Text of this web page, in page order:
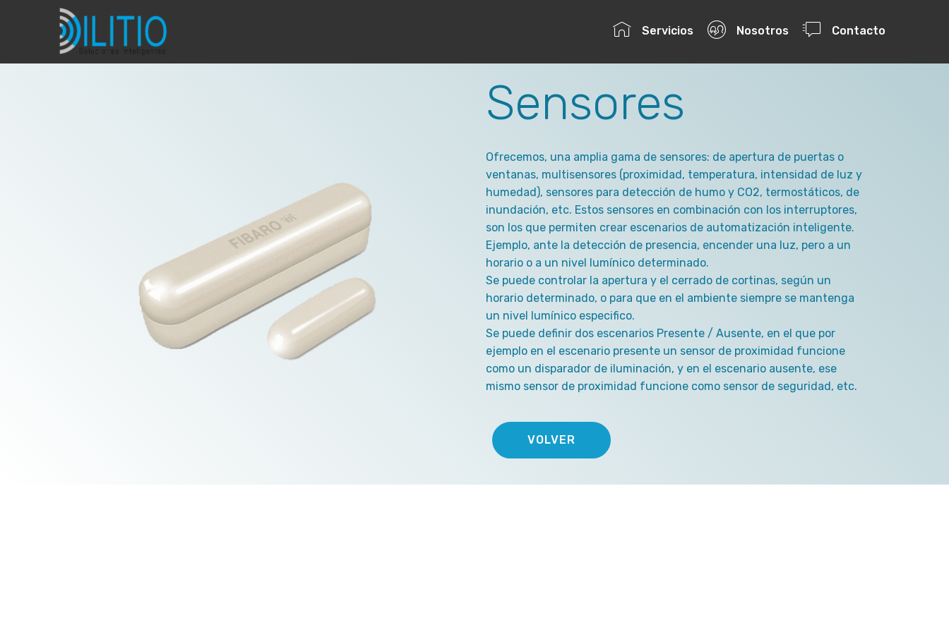
Servicios Nosotros Contacto
Sensores
Ofrecemos, una amplia gama de sensores: de apertura de puertas o
ventanas, multisensores (proximidad, temperatura, intensidad de luz y
humedad), sensores para detección de humo y CO2, termostáticos, de
inundación, etc. Estos sensores en combinación con los interruptores,
son los que permiten crear escenarios de automatización inteligente.
Ejemplo, ante la detección de presencia, encender una luz, pero a un
horario o a un nivel lumínico determinado.
Se puede controlar la apertura y el cerrado de cortinas, según un
horario determinado, o para que en el ambiente siempre se mantenga
un nivel lumínico especifico.
Se puede definir dos escenarios Presente / Ausente, en el que por
ejemplo en el escenario presente un sensor de proximidad funcione
como un disparador de iluminación, y en el escenario ausente, ese
mismo sensor de proximidad funcione como sensor de seguridad, etc.
VOLVER